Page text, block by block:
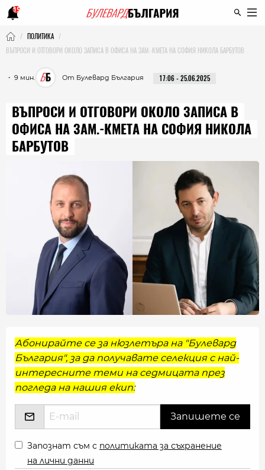
15
ПОЛИТИКА
ВЪПРОСИ И ОТГОВОРИ ОКОЛО ЗАПИСА В ОФИСА НА ЗАМ.-КМЕТА НА СОФИЯ НИКОЛА БАРБУТОВ
・ 9 мин. От Булевард България 17:06 - 25.06.2025
ВЪПРОСИ И ОТГОВОРИ ОКОЛО ЗАПИСА В
ОФИСА НА ЗАМ.-КМЕТА НА СОФИЯ НИКОЛА
БАРБУТОВ
Абонирайте се за нюзлетъра на "Булевард
България", за да получавате селекция с най-
интересните теми на седмицата през
погледа на нашия екип:
Запознат съм с политиката за съхранение
на лични данни